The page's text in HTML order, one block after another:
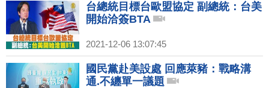
台總統目標台歐盟協定 副總統：台美
開始洽簽BTA
2021-12-06 13:07:45
國民黨赴美設處 回應萊豬：戰略溝
通.不纏單一議題